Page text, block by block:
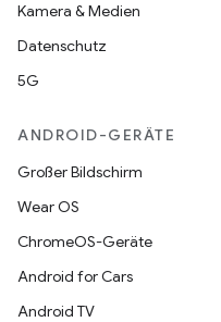
Kamera & Medien
Datenschutz
5G
ANDROID-GERÄTE
Großer Bildschirm
Wear OS
ChromeOS-Geräte
Android for Cars
Android TV